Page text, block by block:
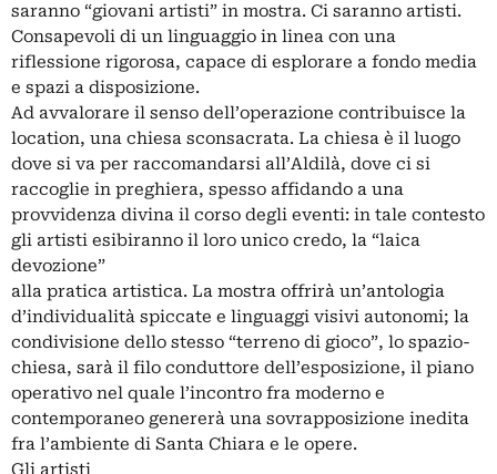
saranno “giovani artisti” in mostra. Ci saranno artisti.
Consapevoli di un linguaggio in linea con una
riflessione rigorosa, capace di esplorare a fondo media
e spazi a disposizione.
Ad avvalorare il senso dell’operazione contribuisce la
location, una chiesa sconsacrata. La chiesa è il luogo
dove si va per raccomandarsi all’Aldilà, dove ci si
raccoglie in preghiera, spesso affidando a una
provvidenza divina il corso degli eventi: in tale contesto
gli artisti esibiranno il loro unico credo, la “laica
devozione”
alla pratica artistica. La mostra offrirà un’antologia
d’individualità spiccate e linguaggi visivi autonomi; la
condivisione dello stesso “terreno di gioco”, lo spazio-
chiesa, sarà il filo conduttore dell’esposizione, il piano
operativo nel quale l’incontro fra moderno e
contemporaneo genererà una sovrapposizione inedita
fra l’ambiente di Santa Chiara e le opere.
Gli artisti